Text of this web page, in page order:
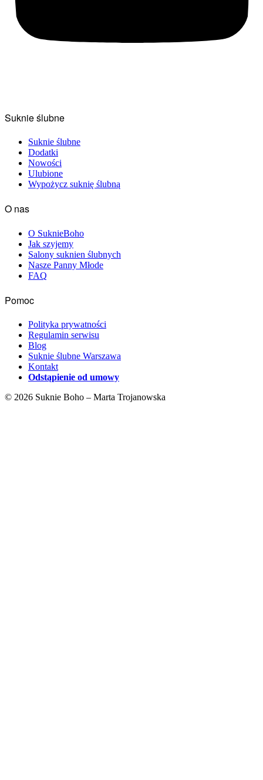
Suknie ślubne
Suknie ślubne
Dodatki
Nowości
Ulubione
Wypożycz suknię ślubną
O nas
O SuknieBoho
Jak szyjemy
Salony suknien ślubnych
Nasze Panny Młode
FAQ
Pomoc
Polityka prywatności
Regulamin serwisu
Blog
Suknie ślubne Warszawa
Kontakt
Odstąpienie od umowy
© 2026 Suknie Boho – Marta Trojanowska